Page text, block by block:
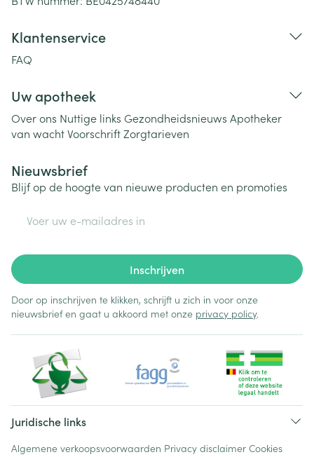
Klantenservice
FAQ
Uw apotheek
Over ons Nuttige links Gezondheidsnieuws Apotheker
van wachtVoorschriftZorgtarieven
Nieuwsbrief
Blijf op de hoogte van nieuwe producten en promoties
Inschrijven
Door op inschrijven te klikken, schrijft u zich in voor onze
nieuwsbrief en gaat u akkoord met onze privacy policy.
Juridische links
Algemene verkoopsvoorwaarden Privacy disclaimer Cookies